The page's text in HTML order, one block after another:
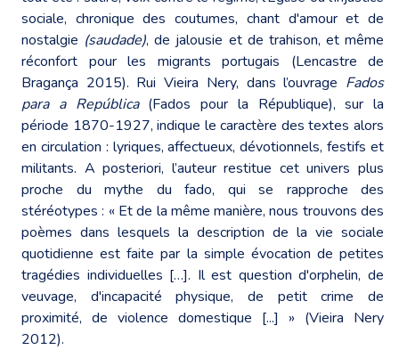
sociale, chronique des coutumes, chant d'amour et de
nostalgie (saudade), de jalousie et de trahison, et même
réconfort pour les migrants portugais (Lencastre de
Bragança 2015). Rui Vieira Nery, dans l’ouvrage Fados
para a República(Fados pour la République), sur la
période 1870-1927, indique le caractère des textes alors
en circulation : lyriques, affectueux, dévotionnels, festifs et
militants. A posteriori, l’auteur restitue cet univers plus
proche du mythe du fado, qui se rapproche des
stéréotypes : « Et de la même manière, nous trouvons des
poèmes dans lesquels la description de la vie sociale
quotidienne est faite par la simple évocation de petites
tragédies individuelles […]. Il est question d'orphelin, de
veuvage, d'incapacité physique, de petit crime de
proximité, de violence domestique [...] » (Vieira Nery
2012).